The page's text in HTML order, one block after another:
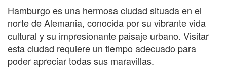
Hamburgo es una hermosa ciudad situada en el
norte de Alemania, conocida por su vibrante vida
cultural y su impresionante paisaje urbano. Visitar
esta ciudad requiere un tiempo adecuado para
poder apreciar todas sus maravillas.